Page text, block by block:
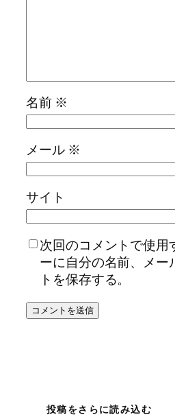
名前 ※
メール ※
サイト
次回のコメントで使用
ーに自分の名前、メー
トを保存する。
投稿をさらに読み込む